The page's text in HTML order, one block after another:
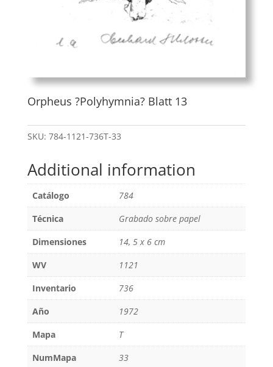
Orpheus ?Polyhymnia? Blatt 13
SKU: 784-1121-736T-33
Additional information
Catálogo
784
Técnica
Grabado sobre papel
Dimensiones
14, 5 x 6 cm
WV
1121
Inventario
736
Año
1972
Mapa
T
NumMapa
33